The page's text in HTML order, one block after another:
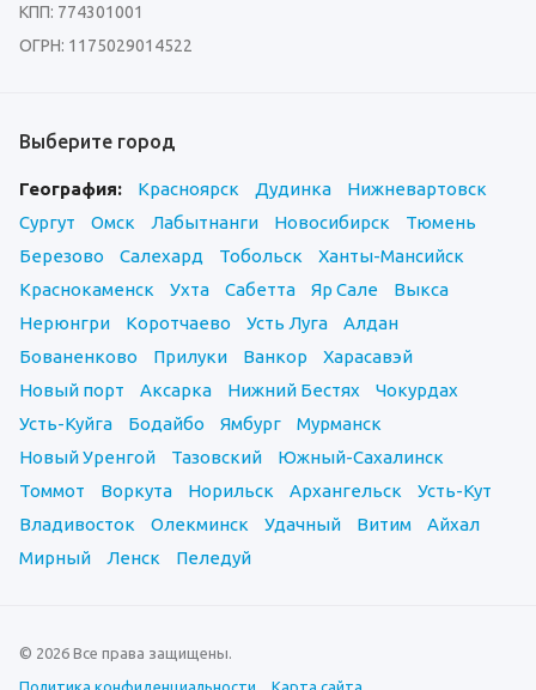
КПП: 774301001
ОГРН: 1175029014522
Выберите город
География: Красноярск Дудинка
Нижневартовск
Сургут
Омск Лабытнанги Новосибирск
Тюмень
Березово
Салехард Тобольск
Ханты-Мансийск
Краснокаменск
Ухта Сабетта Яр Сале
Выкса
Нерюнгри
Коротчаево Усть Луга
Алдан
Бованенково
Прилуки Ванкор
Харасавэй
Новый порт
Аксарка Нижний Бестях
Чокурдах
Усть-Куйга
Бодайбо Ямбург
Мурманск
Новый Уренгой
Тазовский
Южный-Сахалинск
Томмот
Воркута Норильск Архангельск
Усть-Кут
Владивосток
Олекминск Удачный Витим
Айхал
Мирный
Ленск Пеледуй
© 2026 Все права защищены.
Политика конфиденциальности
Карта сайта